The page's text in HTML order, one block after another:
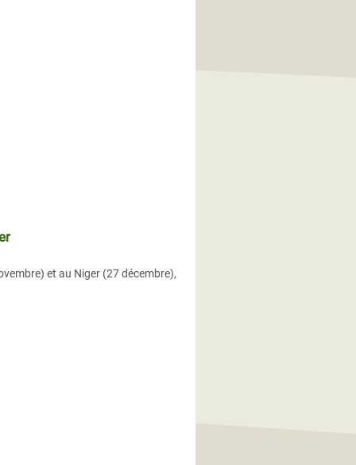
et au Niger (27 décembre),